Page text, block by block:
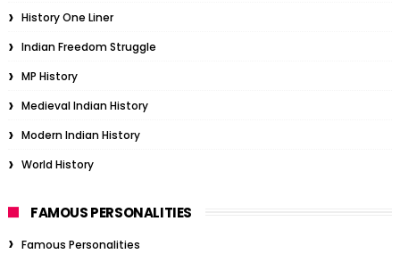
History One Liner
Indian Freedom Struggle
MP History
Medieval Indian History
Modern Indian History
World History
FAMOUS PERSONALITIES
Famous Personalities